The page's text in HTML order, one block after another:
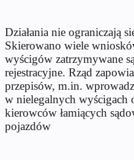
Działania nie ograniczają
Skierowano wiele
wyścigów zatrzymywane
rejestracyjne. Rząd
przepisów, m.in.
w nielegalnych wyścigach
kierowców łamiących
pojazdów